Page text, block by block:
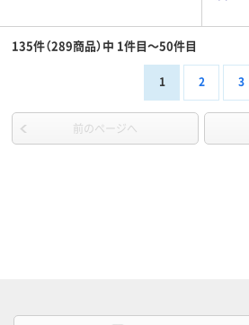
135件（289商品）中 1件目～50件目
1 2 3
前のページへ